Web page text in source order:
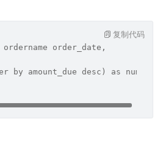
order_date,
by amount_due desc) as num
复制代码